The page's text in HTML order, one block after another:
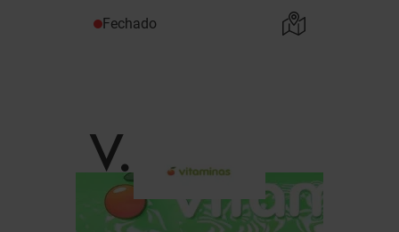
Fechado
V.